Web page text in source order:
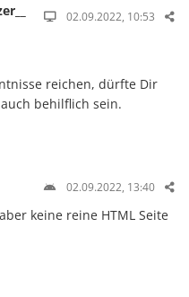
02.09.2022, 10:53
reichen, dürfte Dir
behilflich sein.
02.09.2022, 13:40
keine reine HTML Seite